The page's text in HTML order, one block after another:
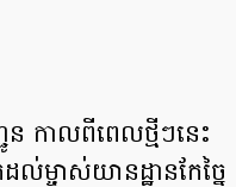
កាលពីពេលថ្មីៗនេះ
ដល់ម្ចាស់យានដ្ឋានកែច្នៃ